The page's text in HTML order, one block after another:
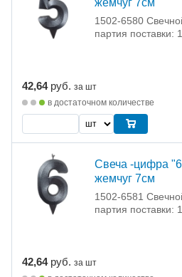
жемчуг 7см
1502-6580
партия поставки:
42,64 руб. за шт
в достаточном количестве
Свеча -цифра
жемчуг 7см
1502-6581
партия поставки:
42,64 руб. за шт